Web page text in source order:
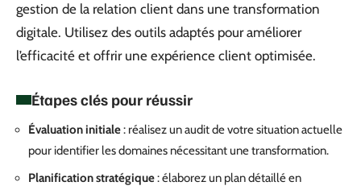
gestion de la relation client dans une transformation
digitale. Utilisez des outils adaptés pour améliorer
l’efficacité et offrir une expérience client optimisée.
Étapes clés pour réussir
Évaluation initiale: réalisez un audit de votre situation actuelle
pour identifier les domaines nécessitant une transformation.
Planification stratégique: élaborez un plan détaillé en